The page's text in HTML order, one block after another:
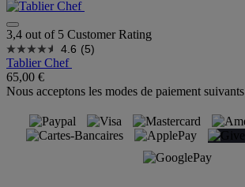
3,4 out of 5 Customer Rating
4.6 (5)
Tablier Chef
65,00 €
Nous acceptons les modes de paiement suivants